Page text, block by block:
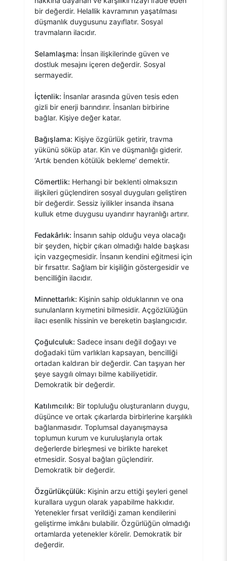
bir değerdir. Helallik kavramının yaşatılması
düşmanlık duygusunu zayıflatır. Sosyal
travmaların ilacıdır.
Selamlaşma: İnsan ilişkilerinde güven ve
dostluk mesajını içeren değerdir. Sosyal
sermayedir.
İçtenlik: İnsanlar arasında güven tesis eden
gizli bir enerji barındırır. İnsanları birbirine
bağlar. Kişiye değer katar.
Bağışlama: Kişiye özgürlük getirir, travma
yükünü söküp atar. Kin ve düşmanlığı giderir.
‘Artık benden kötülük bekleme’ demektir.
Cömertlik: Herhangi bir beklenti olmaksızın
ilişkileri güçlendiren sosyal duyguları geliştiren
bir değerdir. Sessiz iyilikler insanda ihsana
kulluk etme duygusu uyandırır hayranlığı artırır.
Fedakârlık: İnsanın sahip olduğu veya olacağı
bir şeyden, hiçbir çıkarı olmadığı halde başkası
için vazgeçmesidir. İnsanın kendini eğitmesi için
bir fırsattır. Sağlam bir kişiliğin göstergesidir ve
bencilliğin ilacıdır.
Minnettarlık: Kişinin sahip olduklarının ve ona
sunulanların kıymetini bilmesidir. Açgözlülüğün
ilacı esenlik hissinin ve bereketin başlangıcıdır.
Çoğulculuk: Sadece insanı değil doğayı ve
doğadaki tüm varlıkları kapsayan, bencilliği
ortadan kaldıran bir değerdir. Can taşıyan her
şeye saygılı olmayı bilme kabiliyetidir.
Demokratik bir değerdir.
Katılımcılık: Bir topluluğu oluşturanların duygu,
düşünce ve ortak çıkarlarda birbirlerine karşılıklı
bağlanmasıdır. Toplumsal dayanışmaysa
toplumun kurum ve kuruluşlarıyla ortak
değerlerde birleşmesi ve birlikte hareket
etmesidir. Sosyal bağları güçlendirir.
Demokratik bir değerdir.
Özgürlükçülük: Kişinin arzu ettiği şeyleri genel
kurallara uygun olarak yapabilme hakkıdır.
Yetenekler fırsat verildiği zaman kendilerini
geliştirme imkânı bulabilir. Özgürlüğün olmadığı
ortamlarda yetenekler körelir. Demokratik bir
değerdir.